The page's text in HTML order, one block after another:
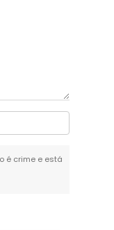
é crime e está